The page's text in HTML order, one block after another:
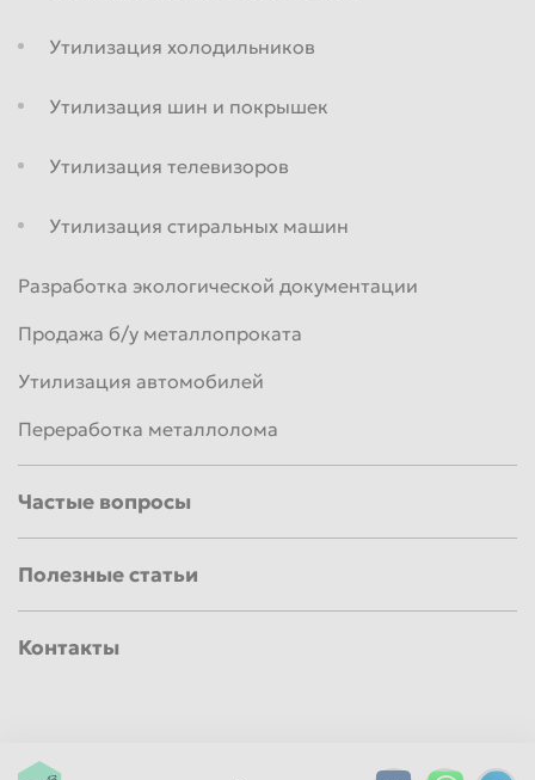
Утилизация холодильников
Утилизация шин и покрышек
Утилизация телевизоров
Утилизация стиральных машин
Разработка экологической документации
Продажа б/у металлопроката
Утилизация автомобилей
Переработка металлолома
Частые вопросы
Полезные статьи
Контакты